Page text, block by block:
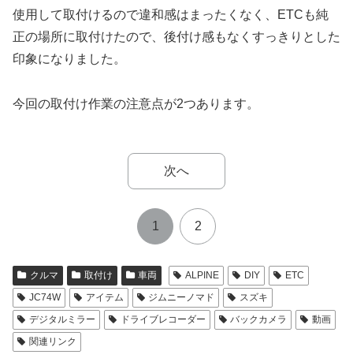
使用して取付けるので違和感はまったくなく、ETCも純
正の場所に取付けたので、後付け感もなくすっきりとした
印象になりました。
今回の取付け作業の注意点が2つあります。
次へ
1 2
クルマ 取付け 車両 ALPINE DIY
ETC
JC74W
アイテム ジムニーノマド
スズキ
デジタルミラー
ドライブレコーダー バックカメラ
動画
関連リンク